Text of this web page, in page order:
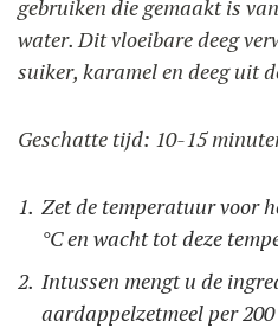
gebruiken die gemaakt is
water. Dit vloeibare deeg
suiker, karamel en deeg uit
Geschatte tijd: 10-15
Zet de temperatuur voor
°C en wacht tot deze
Intussen mengt u de
aardappelzetmeel per